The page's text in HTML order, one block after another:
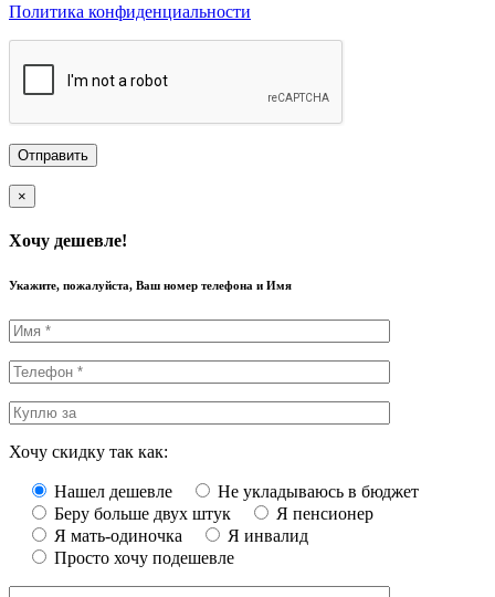
Политика конфиденциальности
×
Хочу дешевле!
Укажите, пожалуйста, Ваш номер телефона и Имя
Хочу скидку так как:
Нашел дешевле
Не укладываюсь в бюджет
Беру больше двух штук
Я пенсионер
Я мать-одиночка
Я инвалид
Просто хочу подешевле